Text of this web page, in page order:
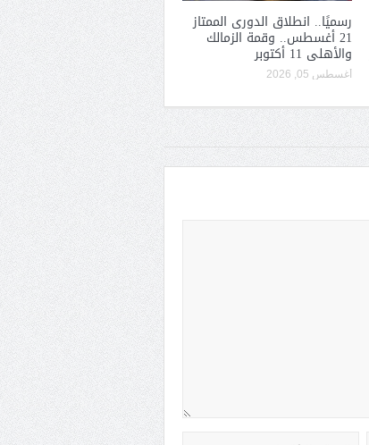
رسميًا.. انطلاق الدورى الممتاز
21 أغسطس.. وقمة الزمالك
والأهلى 11 أكتوبر
أغسطس 05, 2026